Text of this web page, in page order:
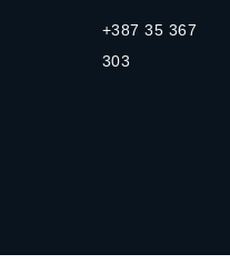
+387 35 367
303